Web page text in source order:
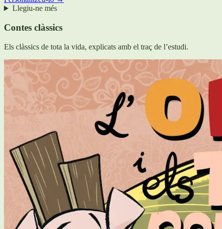
Llegiu-ne més
Contes clàssics
Els clàssics de tota la vida, explicats amb el traç de l’estudi.